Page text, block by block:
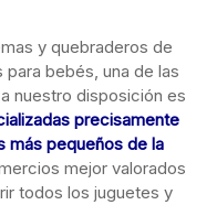
y quebraderos de
bebés, una de las
nuestro disposición es
precisamente
más pequeños de la
mejor valorados
todos los juguetes y